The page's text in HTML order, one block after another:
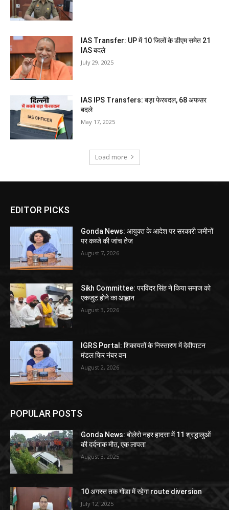
IAS Transfer: UP में 10 जिलों के डीएम समेत 21
IAS बदले
July 29, 2025
IAS IPS Transfers: बड़ा फेरबदल, 68 अफसर
बदले
May 17, 2025
Load more
EDITOR PICKS
Gonda News: आयुक्त के आदेश पर सरकारी जमीनों
पर कब्जे की जांच तेज
August 7, 2026
Sikh Committee: परविंदर सिंह ने किया समाज को
एकजुट होने का आह्वान
August 3, 2026
IGRS Portal: शिकायतों के निस्तारण में देवीपाटन
मंडल फिर नंबर वन
August 2, 2026
POPULAR POSTS
Gonda News: बोलेरो नहर हादसा में 11 श्रद्धालुओं
की दर्दनाक मौत, एक लापता
August 3, 2025
10 अगस्त तक गोंडा में रहेगा route diversion
July 12, 2025